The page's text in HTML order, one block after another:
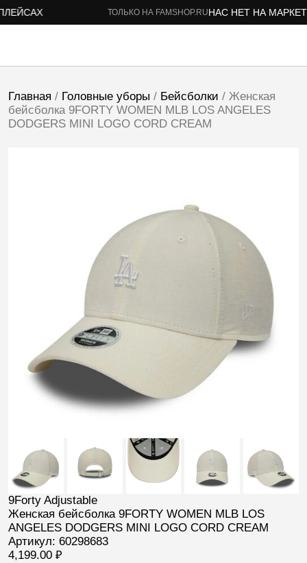
ТОЛЬКО НА FAMSHOP.RUНАС НЕТ НА
Главная / Головные уборы / Бейсболки / Женская
бейсболка 9FORTY WOMEN MLB LOS ANGELES
DODGERS MINI LOGO CORD CREAM
9Forty Adjustable
Женская бейсболка 9FORTY WOMEN MLB LOS
ANGELES DODGERS MINI LOGO CORD CREAM
Артикул: 60298683
4,199.00 ₽